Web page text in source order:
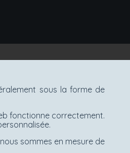
sous la forme de
fonctionne correctement.
sommes en mesure de